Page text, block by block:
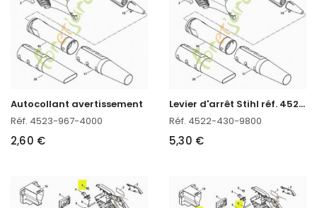
Autocollant avertissement
Réf. 4523-967-4000
2,60 €
L
evier d'arrêt Stihl réf. 4522-430-9800
Réf. 4522-430-9800
5,30 €